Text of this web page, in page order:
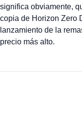
significa obviamente,
copia de Horizon Zero
lanzamiento de la
precio más alto.